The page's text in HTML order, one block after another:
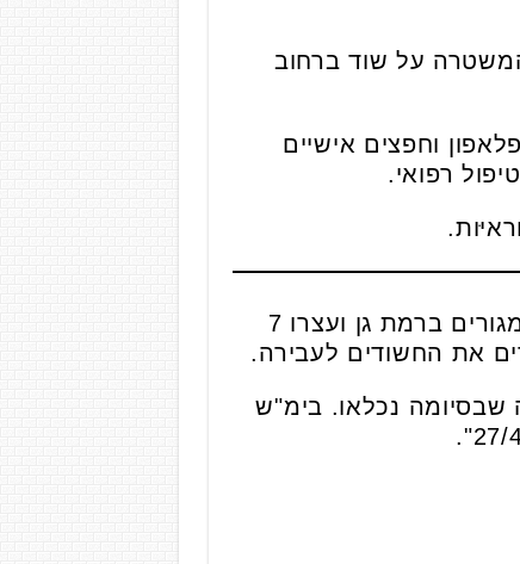
התקבל דיווח במוקד המשטרה על שוד ברחוב
מהם האופנוע, פלאפון וחפצים אישיים
רפואי.
בתוך כך, ביום ד' כוחות משטרה פשטו באמצעות צו חיפוש עפ"י בימ"ש על דירת מגורים ברמת גן ועצרו 7
את החשודים לעבירה.
(17) נעצרו והובאו לחקירה שבסיומה נכלאו. בימ"ש